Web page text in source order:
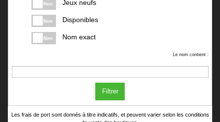
Non Jeux neufs
Non Disponibles
Non Nom exact
Le nom contient :
Filtrer
Les frais de port sont donnés à titre indicatifs, et peuvent varier selon les conditions